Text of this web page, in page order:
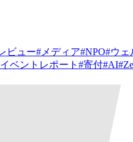
ビュー# メディア#NPO#ウェ
イベントレポート #寄付#AI#